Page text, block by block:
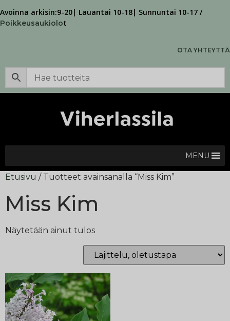
Avoinna arkisin:9-20| Lauantai 10-18| Sunnuntai 10-17 /
Poikkeusaukiolot
OTA YHTEYTTÄ
MENU
Etusivu / Tuotteet avainsanalla “Miss Kim”
Miss Kim
Näytetään ainut tulos